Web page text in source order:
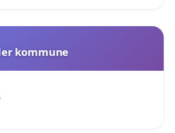
kommune